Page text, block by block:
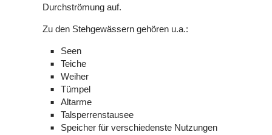
Durchströmung auf.
Zu den Stehgewässern gehören u.a.:
Seen
Teiche
Weiher
Tümpel
Altarme
Talsperrenstausee
Speicher für verschiedenste Nutzungen